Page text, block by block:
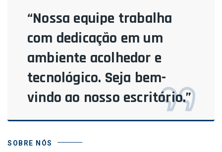
“Nossa equipe trabalha
com dedicação em um
ambiente acolhedor e
tecnológico. Seja bem-
vindo ao nosso escritório.”
SOBRE NÓS